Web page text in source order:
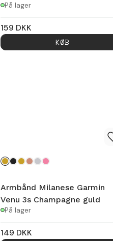
På lager
159 DKK
KØB
Armbånd Milanese Garmin
Venu 3s Champagne guld
På lager
149 DKK